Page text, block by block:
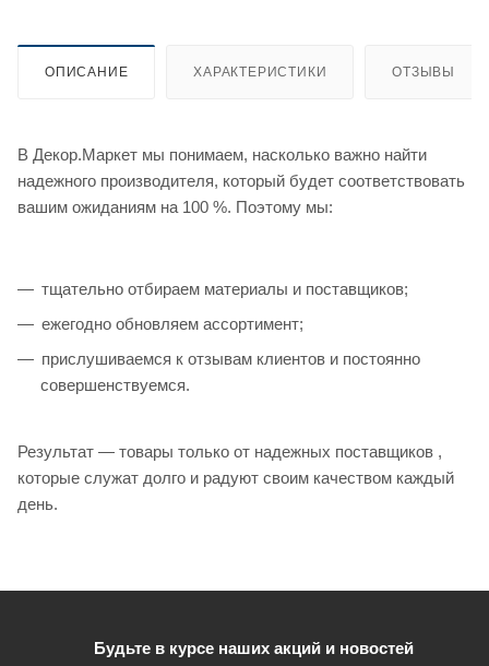
ОПИСАНИЕ ХАРАКТЕРИСТИКИ ОТЗЫВЫ
В Декор.Маркет мы понимаем, насколько важно найти
надежного производителя, который будет соответствовать
вашим ожиданиям на 100 %. Поэтому мы:
тщательно отбираем материалы и поставщиков;
ежегодно обновляем ассортимент;
прислушиваемся к отзывам клиентов и постоянно
совершенствуемся.
Результат — товары только от надежных поставщиков ,
которые служат долго и радуют своим качеством каждый
день.
Будьте в курсе наших акций и новостей